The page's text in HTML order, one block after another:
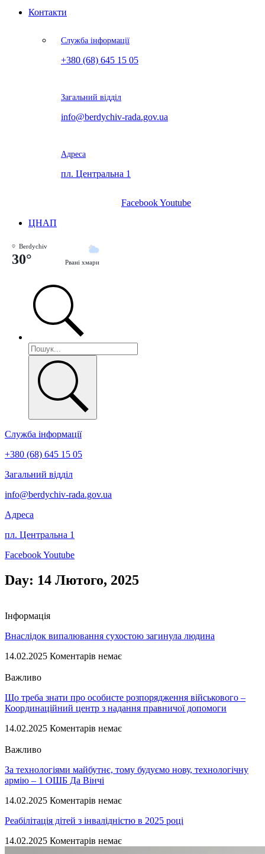
Контакти
Служба інформації
+380 (68) 645 15 05
Загальний відділ
info@berdychiv-rada.gov.ua
Адреса
пл. Центральна 1
FacebookYoutube
ЦНАП
Berdychiv
30° Рвані хмари
Служба інформації
+380 (68) 645 15 05
Загальний відділ
info@berdychiv-rada.gov.ua
Адреса
пл. Центральна 1
FacebookYoutube
Day: 14 Лютого, 2025
Інформація
Внаслідок випалювання сухостою загинула людина
14.02.2025 Коментарів немає
Важливо
Що треба знати про особисте розпорядження військового –
Координаційний центр з надання правничої допомоги
14.02.2025 Коментарів немає
Важливо
За технологіями майбутнє, тому будуємо нову, технологічну
армію – 1 ОШБ Да Вінчі
14.02.2025 Коментарів немає
Реабілітація дітей з інвалідністю в 2025 році
14.02.2025 Коментарів немає